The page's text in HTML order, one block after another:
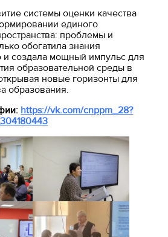
системы оценки качества
единого
проблемы и
обогатила знания
и создала мощный импульс для
образовательной среды в
новые горизонты для
образования.
https://vk.com/cnppm_28?